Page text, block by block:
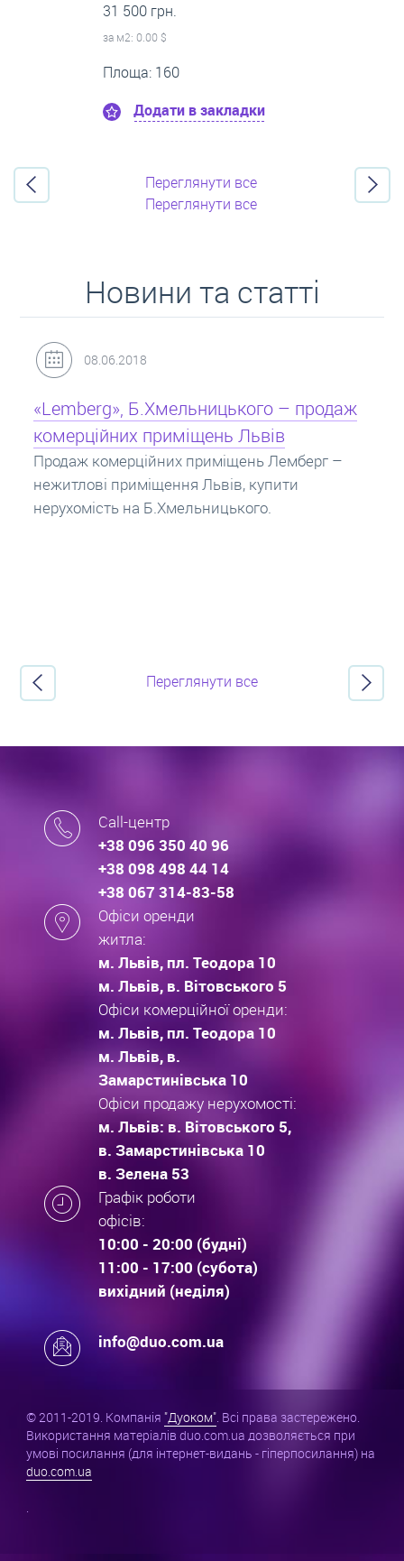
21 500 грн.
за м2: 0.00 $
Поверх:8
Переглянути все
Переглянути все
Новини та статті
31.05.2018
Кредит під заставу нерухомості: іпотека
Іпотека на квартиру – кредит на житло під
заставу нерухомості. Купити в іпотеку – що
потрібно знати? Консультація від Експертів
про іпотечні кредити.
Переглянути все
Call-центр
+38 096 350 40 96
+38 098 498 44 14
+38 067 314-83-58
Офіси оренди
житла:
м. Львів, пл. Теодора 10
м. Львів, в. Вітовського 5
Офіси комерційної оренди:
м. Львів, пл. Теодора 10
м. Львів, в.
Замарстинівська 10
Офіси продажу нерухомості:
м. Львів: в. Вітовського 5,
в. Замарстинівська 10
в. Зелена 53
Графік роботи
офісів:
10:00 - 20:00 (будні)
11:00 - 17:00 (субота)
вихідний (неділя)
info@duo.com.ua
© 2011-2019. Компанія "Дуоком". Всі права застережено.
Використання матеріалів duo.com.ua дозволяється при
умові посилання (для інтернет-видань - гіперпосилання) на
duo.com.ua
.